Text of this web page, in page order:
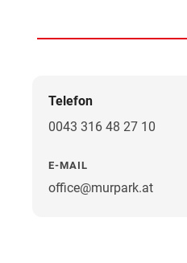
Telefon
0043 316 48 27 10
E-MAIL
office@murpark.at